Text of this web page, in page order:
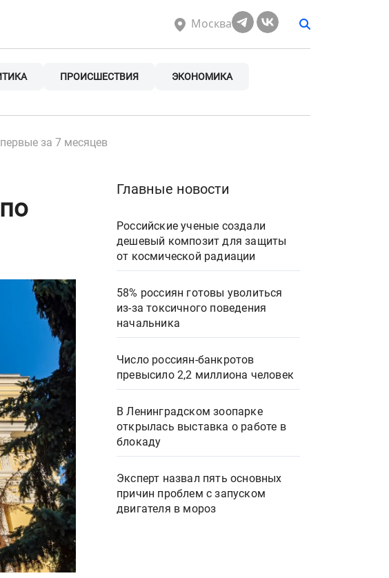
Москва
ПРОИСШЕСТВИЯ ЭКОНОМИКА
за 7 месяцев
Главные новости
Российские ученые создали
дешевый композит для защиты
от космической радиации
58% россиян готовы уволиться
из-за токсичного поведения
начальника
Число россиян-банкротов
превысило 2,2 миллиона человек
В Ленинградском зоопарке
открылась выставка о работе в
блокаду
Эксперт назвал пять основных
причин проблем с запуском
двигателя в мороз